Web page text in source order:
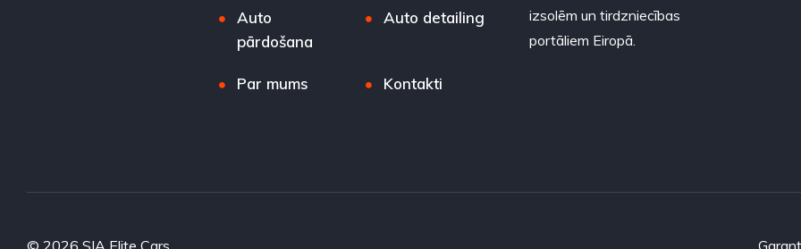
Auto
pārdošana
Auto detailing
Par mums Kontakti
izsolēm un tirdzniecības
portāliem Eiropā.
© 2026 SIA Elite Cars